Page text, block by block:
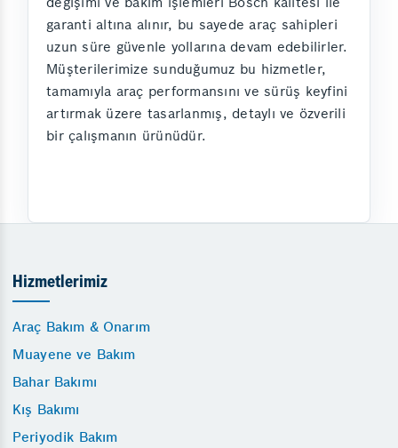
garanti altına alınır, bu sayede araç sahipleri
uzun süre güvenle yollarına devam edebilirler.
Müşterilerimize sunduğumuz bu hizmetler,
tamamıyla araç performansını ve sürüş keyfini
artırmak üzere tasarlanmış, detaylı ve özverili
bir çalışmanın ürünüdür.
Hizmetlerimiz
Araç Bakım & Onarım
Muayene ve Bakım
Bahar Bakımı
Kış Bakımı
Periyodik Bakım